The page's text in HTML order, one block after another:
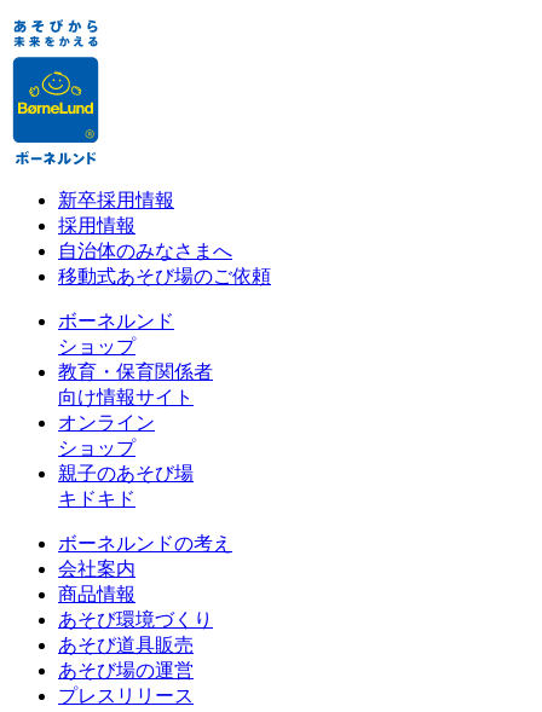
新卒採用情報
採用情報
自治体のみなさまへ
移動式あそび場のご依頼
ボーネルンド
ショップ
教育・保育関係者
向け情報サイト
オンライン
ショップ
親子のあそび場
キドキド
ボーネルンドの考え
会社案内
商品情報
あそび環境づくり
あそび道具販売
あそび場の運営
プレスリリース